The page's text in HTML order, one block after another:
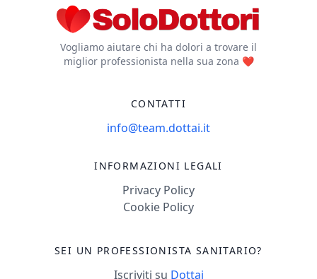
Vogliamo aiutare chi ha dolori a trovare il
miglior professionista nella sua zona ❤️
CONTATTI
info@team.dottai.it
INFORMAZIONI LEGALI
Privacy Policy
Cookie Policy
SEI UN PROFESSIONISTA SANITARIO?
Iscriviti su Dottai